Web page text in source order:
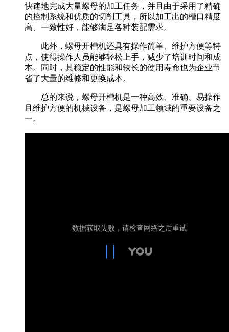
快速地完成大量螺母的加工任务，并且由于采用了精确
的控制系统和优质的切削工具，所以加工出的槽口精度
高、一致性好，能够满足各种装配需求。
此外，螺母开槽机还具有操作简单、维护方便等特
点，使得操作人员能够轻松上手，减少了培训时间和成
本。同时，其稳定的性能和较长的使用寿命也为企业节
省了大量的维修和更换成本。
总的来说，螺母开槽机是一种高效、准确、易操作
且维护方便的机械设备，是螺母加工领域的重要设备之
一。